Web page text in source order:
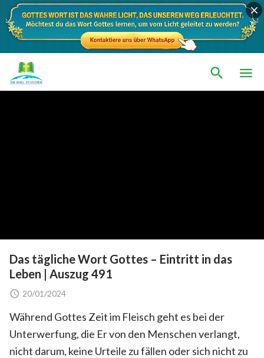
Das tägliche Wort Gottes – Eintritt in das
Leben | Auszug 491
20/01/2024
Während Gottes Zeit im Fleisch geht es bei der
Unterwerfung, die Er von den Menschen verlangt,
nicht darum, keine Urteile zu fällen oder sich nicht zu